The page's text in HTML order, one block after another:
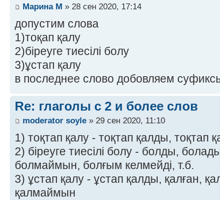
Марина М » 28 сен 2020, 17:14
допустим слова
1)тоқап қалу
2)біреуге тиесілі болу
3)ұстап қалу
в последнее слово добовляем
Re: глаголы с 2 и более слов
moderator soyle » 29 сен 2020, 11:10
1) тоқтап қалу - тоқтап қалды, тоқтап
2) біреуге тиесілі болу - болды,
болмаймын, болғым келмейді, т.б.
3) ұстап қалу - ұстап қалды, қалған,
қалмаймын